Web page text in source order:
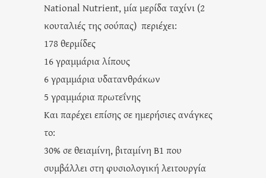
National Nutrient, μία μερίδα ταχίνι (2
κουταλιές της σούπας) περιέχει:
178 θερμίδες
16 γραμμάρια λίπους
6 γραμμάρια υδατανθράκων
5 γραμμάρια πρωτεΐνης
Και παρέχει επίσης σε ημερήσιες ανάγκες
το:
30% σε θειαμίνη, βιταμίνη Β1 που
συμβάλλει στη φυσιολογική λειτουργία